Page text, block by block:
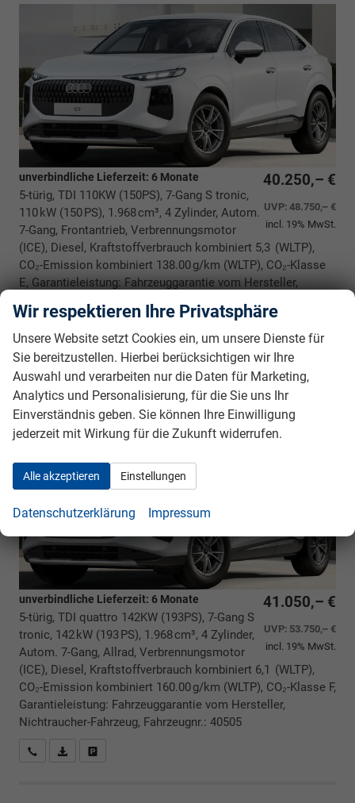
40.250,– €
UVP:48.750,– €
incl. 19% MwSt.
unverbindliche Lieferzeit: 6 Monate
5-türig, TDI 110KW (150PS), 7-Gang S tronic,
110 kW (150 PS), 1.968 cm³, 4 Zylinder, Autom.
7-Gang, Frontantrieb, Verbrennungsmotor
(ICE), Diesel, Kraftstoffverbrauch kombiniert 5,3 (WLTP),
CO₂-Emission kombiniert 138.00 g/km (WLTP), CO₂-Klasse
E, Garantieleistung: Fahrzeuggarantie vom Hersteller,
Audi Q3 Sportback Basis BESTELLFAHRZEUG /
FREI KONFIGURIERBAR
41.050,– €
UVP: 53.750,– €
incl. 19% MwSt.
unverbindliche Lieferzeit: 6 Monate
5-türig, TDI quattro 142KW (193PS), 7-Gang S
tronic, 142 kW (193 PS), 1.968 cm³, 4 Zylinder,
Autom. 7-Gang, Allrad, Verbrennungsmotor
(ICE), Diesel, Kraftstoffverbrauch kombiniert 6,1 (WLTP),
CO₂-Emission kombiniert 160.00 g/km (WLTP), CO₂-Klasse F,
Garantieleistung: Fahrzeuggarantie vom Hersteller,
Nichtraucher-Fahrzeug, Fahrzeugnr.: 40505
Rückrufbitte absenden
PDF-Datei, Fahrzeugexposé drucken
Wir respektieren Ihre Privatsphäre
Unsere Website setzt Cookies ein, um unsere Dienste für
Sie bereitzustellen. Hierbei berücksichtigen wir Ihre
Auswahl und verarbeiten nur die Daten für Marketing,
Analytics und Personalisierung, für die Sie uns Ihr
Einverständnis geben. Sie können Ihre Einwilligung
jederzeit mit Wirkung für die Zukunft widerrufen.
Alle akzeptieren Einstellungen
Datenschutzerklärung Impressum